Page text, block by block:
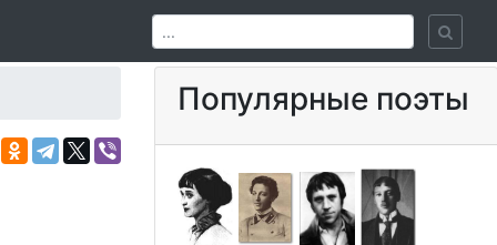
Популярные поэты